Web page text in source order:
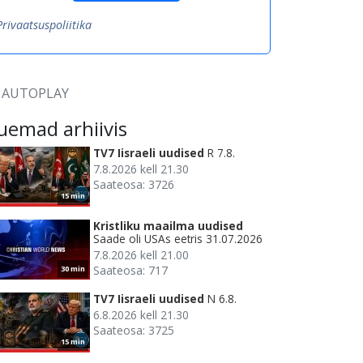
AUTOPLAY
arhiivis
15 min
TV7 Iisraeli uudised R 7.8.
7.8.2026 kell 21.30
Saateosa: 3726
30 min
Kristliku maailma uudised
Saade oli USAs eetris 31.07.2026
7.8.2026 kell 21.00
Saateosa: 717
15 min
TV7 Iisraeli uudised N 6.8.
6.8.2026 kell 21.30
Saateosa: 3725